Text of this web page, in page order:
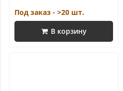
Под заказ - >20 шт.
В корзину